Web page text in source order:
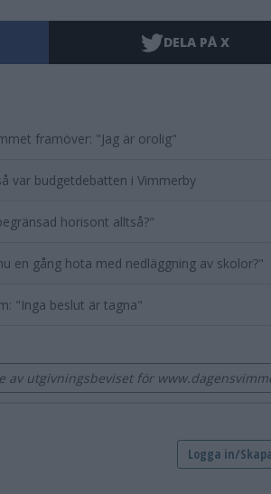
DELA PÅ X
framöver: "Jag är orolig"
var budgetdebatten i Vimmerby
horisont alltså?"
en gång hota med nedläggning av skolor?"
"Inga beslut är tagna"
utgivningsbeviset för